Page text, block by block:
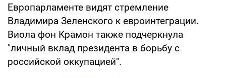
Европарламенте видят стремление
Владимира Зеленского к евроинтеграции.
Виола фон Крамон также подчеркнула
"личный вклад президента в борьбу с
российской оккупацией".